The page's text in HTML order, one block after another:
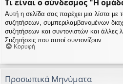
Τι είναι ο σύνδεσμος "Η
Αυτή η σελίδα σας παρέχει μια λίστα
συζητήσεων, συμπεριλαμβανομένων
συζητήσεων και συντονιστών και άλλες
Συζητήσεις που αυτοί συντονίζουν.
Κορυφή
Προσωπικά Μηνύματα